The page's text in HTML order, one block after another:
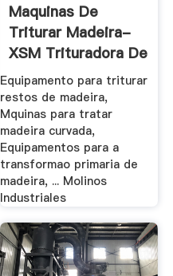
Maquinas De
Triturar Madeira-
XSM Trituradora De
.
Equipamento para triturar
restos de madeira,
Mquinas para tratar
madeira curvada,
Equipamentos para a
transformao primaria de
madeira, ... Molinos
Industriales